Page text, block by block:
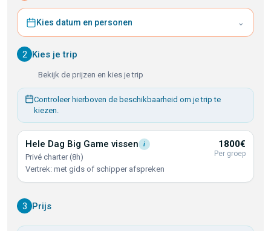
Kies datum en personen ⌄
2 Kies je trip
Bekijk de prijzen en kies je trip
Controleer hierboven de beschikbaarheid om je trip te
kiezen.
Hele Dag Big Game vissen i
Privé charter (8h)
Vertrek: met gids of schipper afspreken
1800€
Per groep
3 Prijs